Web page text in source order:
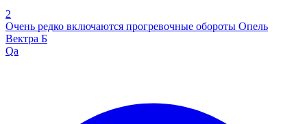
2
Очень редко включаются прогревочные обороты Опель
Вектра Б
Qa